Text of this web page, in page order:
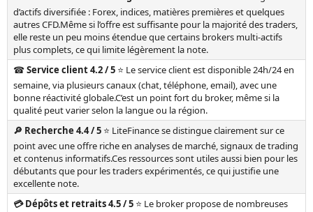
d’actifs diversifiée : Forex, indices, matières premières et quelques
autres CFD.Même si l’offre est suffisante pour la majorité des traders,
elle reste un peu moins étendue que certains brokers multi-actifs
plus complets, ce qui limite légèrement la note.
☎️ Service client 4.2 / 5 ⭐ Le service client est disponible 24h/24 en
semaine, via plusieurs canaux (chat, téléphone, email), avec une
bonne réactivité globale.C’est un point fort du broker, même si la
qualité peut varier selon la langue ou la région.
🔎 Recherche 4.4 / 5 ⭐ LiteFinance se distingue clairement sur ce
point avec une offre riche en analyses de marché, signaux de trading
et contenus informatifs.Ces ressources sont utiles aussi bien pour les
débutants que pour les traders expérimentés, ce qui justifie une
excellente note.
💳 Dépôts et retraits 4.5 / 5 ⭐ Le broker propose de nombreuses